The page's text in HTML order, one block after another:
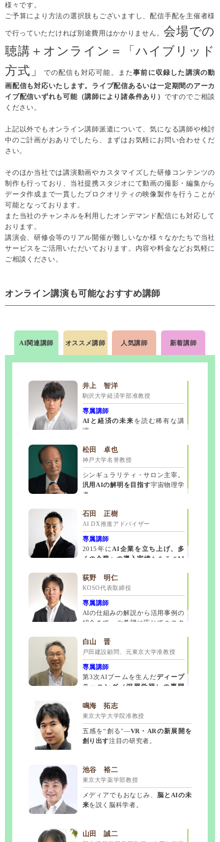
様々です。
ご予算により方法の選択肢もございますし、配信手配を主催者様
で行っていただければ別途費用はかかりません。会場での
聴講＋オンライン＝「ハイブリッド
方式」
での配信も対応可能。また事前に収録した講演の動
画配信も対応いたします。ライブ配信あるいは一定期間のアーカ
イブ配信いずれも可能（講師により諸条件あり） ですのでご相談
ください。
上記以外でもオンライン講師派遣について、気になる講師や検討
中のご計画がおありでしたら、まずはお気軽にお問い合わせくだ
さい。
そのほか当社では講演動画やカスタマイズした研修コンテンツの
制作も行っており、当社提携スタジオにて動画の撮影・編集から
データ作成まで一貫したプロクオリティの映像製作を行うことが
可能となっております。
また当社のチャンネルを利用したオンデマンド配信にも対応して
おります。
講演会、研修会等のリアル開催が難しいなか様々なかたちで当社
サービスをご活用いただいております。内容や料金などお気軽に
ご相談ください。
オンライン講演も可能なおすすめ講師
AI関連講師 オススメ講師 人気講師 新着講師
井上 智洋
駒沢大学経済学部准教授
専属講師
AIと経済の未来 を読む稀有な講
演。
松田 卓也
神戸大学名誉教授
シンギュラリティ・サロン主宰。
汎用AIの解明を目指す宇宙物理学
者。
石田 正樹
AI DX推進アドバイザー
専属講師
2015年に AI企業を立ち上げ、多
くの企業への導入実績 もある “AI
荻野 明仁
KOSO代表取締役
専属講師
AIの仕組みの解説から活用事例の
紹介まで、ご希望に応じてカスタ
白山 晋
戸田建設顧問、元東京大学准教授
専属講師
第3次AIブームを生んだディープ
ラーニング（深層学習）の専門
鳴海 拓志
東京大学大学院准教授
五感を“創る"―VR・ARの新展開を
創り出す注目の研究者。
池谷 裕二
東京大学薬学部教授
メディアでもおなじみ、 脳とAIの未
来を説く脳科学者。
山田 誠二
キヤノングローバル戦略研究所 上席研究
専属講師
通するエキスパート。台湾有事・侵攻
についても情報を発信。
東京大学薬学部 教授
思わず驚く脳科学の紹介、
であっという間の90分。AI（人工知
能）にも詳しい。
DeNAスポーツグループ フェロー
非常に気さくで盛り上げ上手
経験談も交え、
好評。
元サッカー日本代表、サッカー指導者・
解説者
聴き応えある素晴らしい内容
材育成にも繋がる内容
で 経営者層にも
好評。
作家、経済ジャーナリスト
ご自身で調査されてきた実例を交えな
がらのご講演
ンテーターとしてもご活躍中。
ソウル五輪シンクロナイズドスイミン
グ・デュエット銅メダリスト
五輪出場経験も踏まえ、コーピングや
ストレスマネジメントの具体的な方法
日本ペップトーク普及協会 代表理事
素晴らしい！の一言。
ってぜひ一度」 とお勧めしている講師
過去に一度もスベッたことが無い鉄
板講師。
野球解説者
宇宙飛行士
貴重な宇宙の動画をお見せしながらの
ご講演。子どもから大人までどの世代
の方にも楽しくお聴きいただけます。
ジャーナリスト
今なお旬！知名度、内容とも申し分なし
で名実ともに 最高峰の講師。
政治ジャーナリスト
正に “生”の政治家、政治動向を的確に分
析。情報網はCIAやNSA並みかも
アーティスティックスイミング 元日本
代表ヘッドコーチ
ハキハキとした語りで元気が出る
判。人材育成にも直結する内容で 経営
者層にも好評
。
アルピニスト
ユーモアも交えた講演で面白い
評。SDGs（環境問題）や防災、危機
管理の内容も相談可能。
筑波大学名誉教授
ウクライナ侵攻後、問い合わせ急増。
ロシア政治から現地事情にまで明るい
専門家。現地留学経験もあり。
漫画家、文筆家
『テルマエ・ロマエ』作者
生論から子育てまで幅広く相談可能。
教育関係からの引き合いも多数。
株式会社マネネ CEO
キヤノングローバル戦略研究所 上席研究
専属講師
通するエキスパート。台湾有事・侵攻
についても情報を発信。
棋士
藤井聡太竜王を育て上げた師匠
人材育成術。 仕事にも活かせる満足度
の高い内容。
元 自衛隊統合幕僚長
46年の自衛隊生活を通じて得た
の対応と有事のリーダシップの在り方
について、ご自身の経験を踏まえ語り
ます。
危機管理システム研究学会理事
国家レベルの危機対応
スペシャリスト。
を交えた講演も可能。
ジャーナリスト
M&A Online 編集委員
M&Aで騙されずに、適正価格で、確
実に、会社を売る方法 を丁寧にわかり
易く伝えます。
野球解説者
講演活動にも意欲的。構成・内容とも
に完成度高く、笑いもあり、大注目の
講師です。
元日本テレビ報道キャスター・解説委員
キャスター時代は『news every.』で
ュースをわかりやすく解説。 現在は客
員教授として報道について
当。
2大テーマパーク流人材育成・人材開発ト